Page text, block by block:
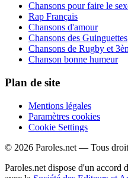
Chansons pour faire le
Rap Français
Chansons d'amour
Chansons des Guinguettes
Chansons de Rugby et
Chanson bonne humeur
Plan de site
Mentions légales
Paramètres cookies
Cookie Settings
© 2026 Paroles.net — Tous
Paroles.net dispose d'un accord